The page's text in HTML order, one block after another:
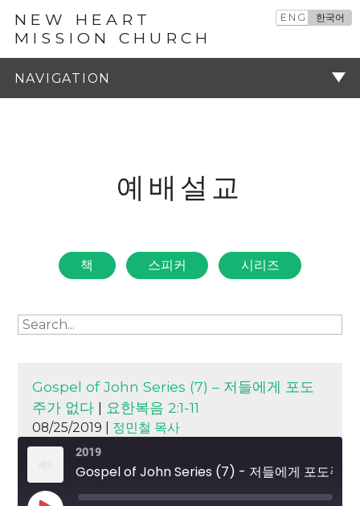
NEW HEART
MISSION CHURCH
ENG 한국어
예배설교
책 스피커 시리즈
Gospel of John Series (7) – 저들에게 포도
주가 없다 | 요한복음 2:1-11
08/25/2019 | 정민철 목사
2019